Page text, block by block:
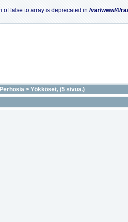
of false to array is deprecated in /var/www/4/
Perhosia > Yökköset, (5 sivua.)